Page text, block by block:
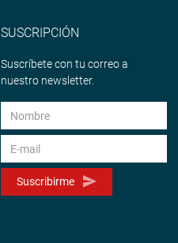
SUSCRIPCIÓN
Suscríbete con tu correo a
nuestro newsletter.
Suscribirme